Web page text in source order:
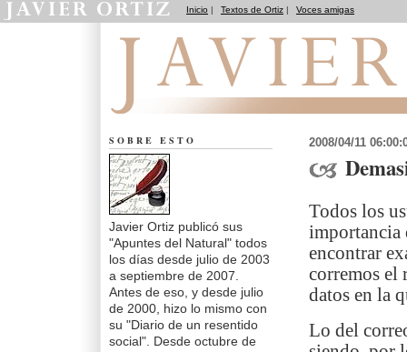
Inicio | Textos de Ortiz | Voces amigas
2008/04/11
Todos los
importancia
encontrar
corremos el
datos en la
Lo del
SOBRE ESTO
Javier Ortiz publicó sus
"Apuntes del Natural" todos
los días desde julio de 2003
a septiembre de 2007.
Antes de eso, y desde julio
de 2000, hizo lo mismo con
su "Diario de un resentido
social". Desde octubre de